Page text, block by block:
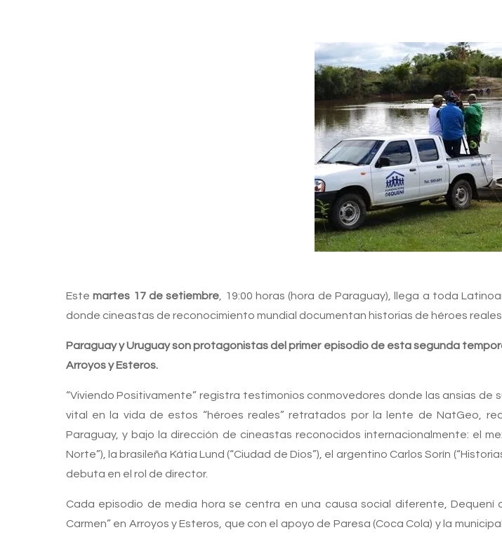
Estemartes 17 de setiembre , 19:00 horas (hora de Paraguay), llega a toda
donde cineastas de reconocimiento mundial documentan historias de héroes
Paraguay y Uruguay son protagonistas del primer episodio de esta segunda
Arroyos y Esteros.
“Viviendo Positivamente” registra testimonios conmovedores donde las ansias de
vital en la vida de estos “héroes reales” retratados por la lente de NatGeo,
Paraguay, y bajo la dirección de cineastas reconocidos internacionalmente: el
Norte”), la brasileña Kátia Lund (“Ciudad de Dios”), el argentino Carlos Sorín
debuta en el rol de director.
Cada episodio de media hora se centra en una causa social diferente,
Carmen” en Arroyos y Esteros, que con el apoyo de Paresa (Coca Cola) y la